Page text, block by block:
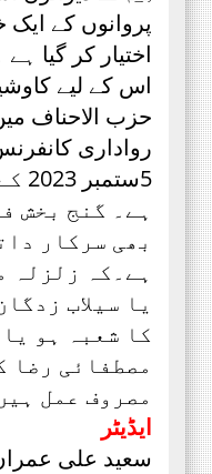
پروانوں کے
اختیار کر گیا
اس کے لیے
حزب الاحناف
رواداری
ہے۔ گنج بخش
بھی سرکار
ہے۔کہ زلزلہ
یا سیلاب
کا شعبہ ہو
مصطفائی رضا
مصروف عمل
ایڈیٹر
سعید علی